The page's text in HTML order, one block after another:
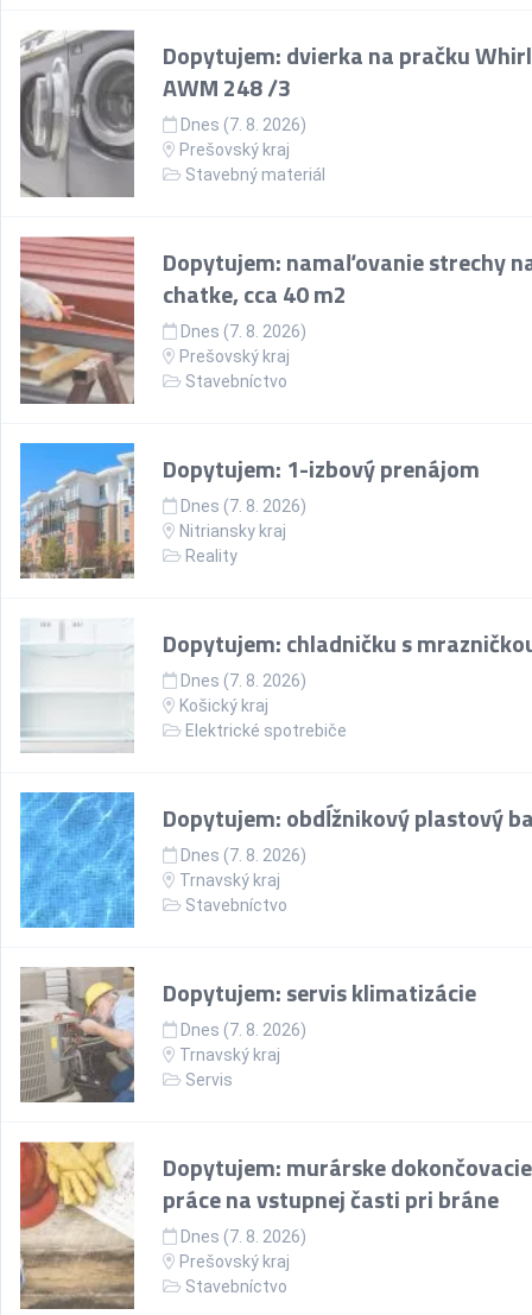
Dopytujem: dvierka na pračku
AWM 248 /3
Dnes (7. 8. 2026)
Prešovský kraj
Stavebný materiál
Dopytujem: namaľovanie strechy
chatke, cca 40 m2
Dnes (7. 8. 2026)
Prešovský kraj
Stavebníctvo
Dopytujem: 1-izbový prenájom
Dnes (7. 8. 2026)
Nitriansky kraj
Reality
Dopytujem: chladničku s
Dnes (7. 8. 2026)
Košický kraj
Elektrické spotrebiče
Dopytujem: obdĺžnikový plastový
Dnes (7. 8. 2026)
Trnavský kraj
Stavebníctvo
Dopytujem: servis klimatizácie
Dnes (7. 8. 2026)
Trnavský kraj
Servis
Dopytujem: murárske dokončovacie
práce na vstupnej časti pri bráne
Dnes (7. 8. 2026)
Prešovský kraj
Stavebníctvo